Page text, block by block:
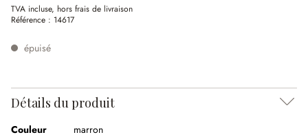
TVA incluse, hors frais de livraison
Référence : 14617
épuisé
Détails du produit
Couleur
marron